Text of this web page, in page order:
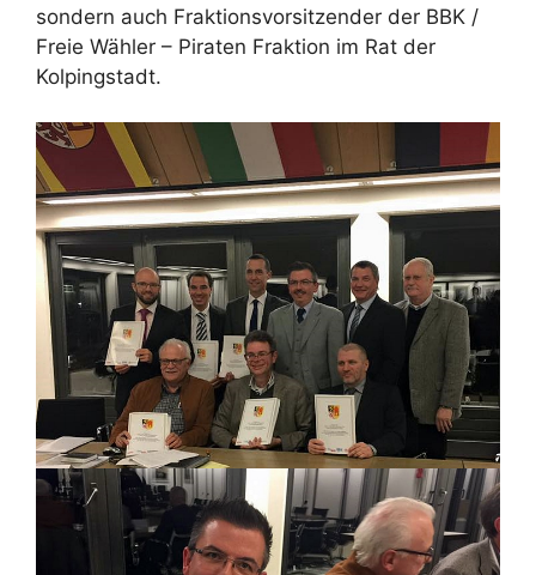
sondern auch Fraktionsvorsitzender der BBK /
Freie Wähler – Piraten Fraktion im Rat der
Kolpingstadt.